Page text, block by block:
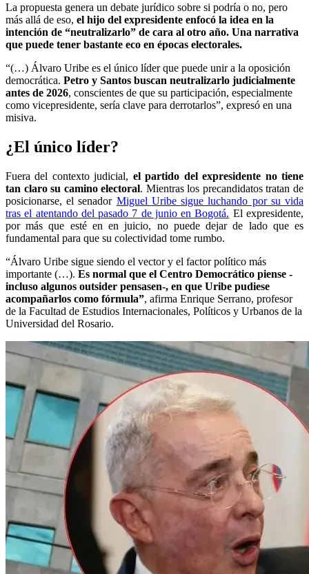
La propuesta genera un debate jurídico sobre si podría o no, pero
más allá de eso, el hijo del expresidente enfocó la idea en la
intención de “neutralizarlo” de cara al otro año. Una narrativa
que puede tener bastante eco en épocas electorales.
“(…) Álvaro Uribe es el único líder que puede unir a la oposición
democrática. Petro y Santos buscan neutralizarlo judicialmente
antes de 2026, conscientes de que su participación, especialmente
como vicepresidente, sería clave para derrotarlos”, expresó en una
misiva.
¿El único líder?
Fuera del contexto judicial, el partido del expresidente no tiene
tan claro su camino electoral. Mientras los precandidatos tratan de
posicionarse, el senador Miguel Uribe sigue luchando por su vida
tras el atentando del pasado 7 de junio en Bogotá. El expresidente,
por más que esté en en juicio, no puede dejar de lado que es
fundamental para que su colectividad tome rumbo.
“Álvaro Uribe sigue siendo el vector y el factor político más
importante (…). Es normal que el Centro Democrático piense -
incluso algunos outsider pensasen-, en que Uribe pudiese
acompañarlos como fórmula”, afirma Enrique Serrano, profesor
de la Facultad de Estudios Internacionales, Políticos y Urbanos de la
Universidad del Rosario.